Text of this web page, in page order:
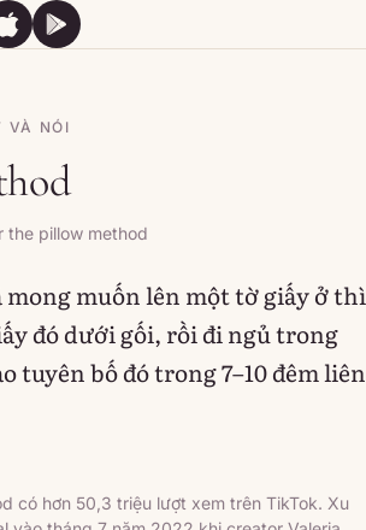
App Store
App StoreGoogle Play
Google Play
VÀ NÓI
the pillow method
mong muốn lên một tờ giấy ở thì
đó dưới gối, rồi đi ngủ trong
tuyên bố đó trong 7–10 đêm liên
có hơn 50,3 triệu lượt xem trên TikTok. Xu